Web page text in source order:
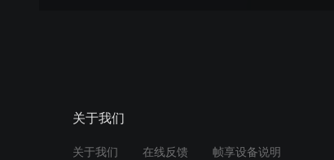
关于我们
关于我们 在线反馈 帧享设备说明